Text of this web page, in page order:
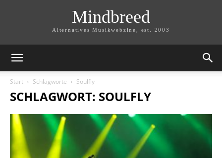
Mindbreed
Alternatives Musikwebzine, est. 2003
Start Schlagworte Soulfly
SCHLAGWORT: SOULFLY